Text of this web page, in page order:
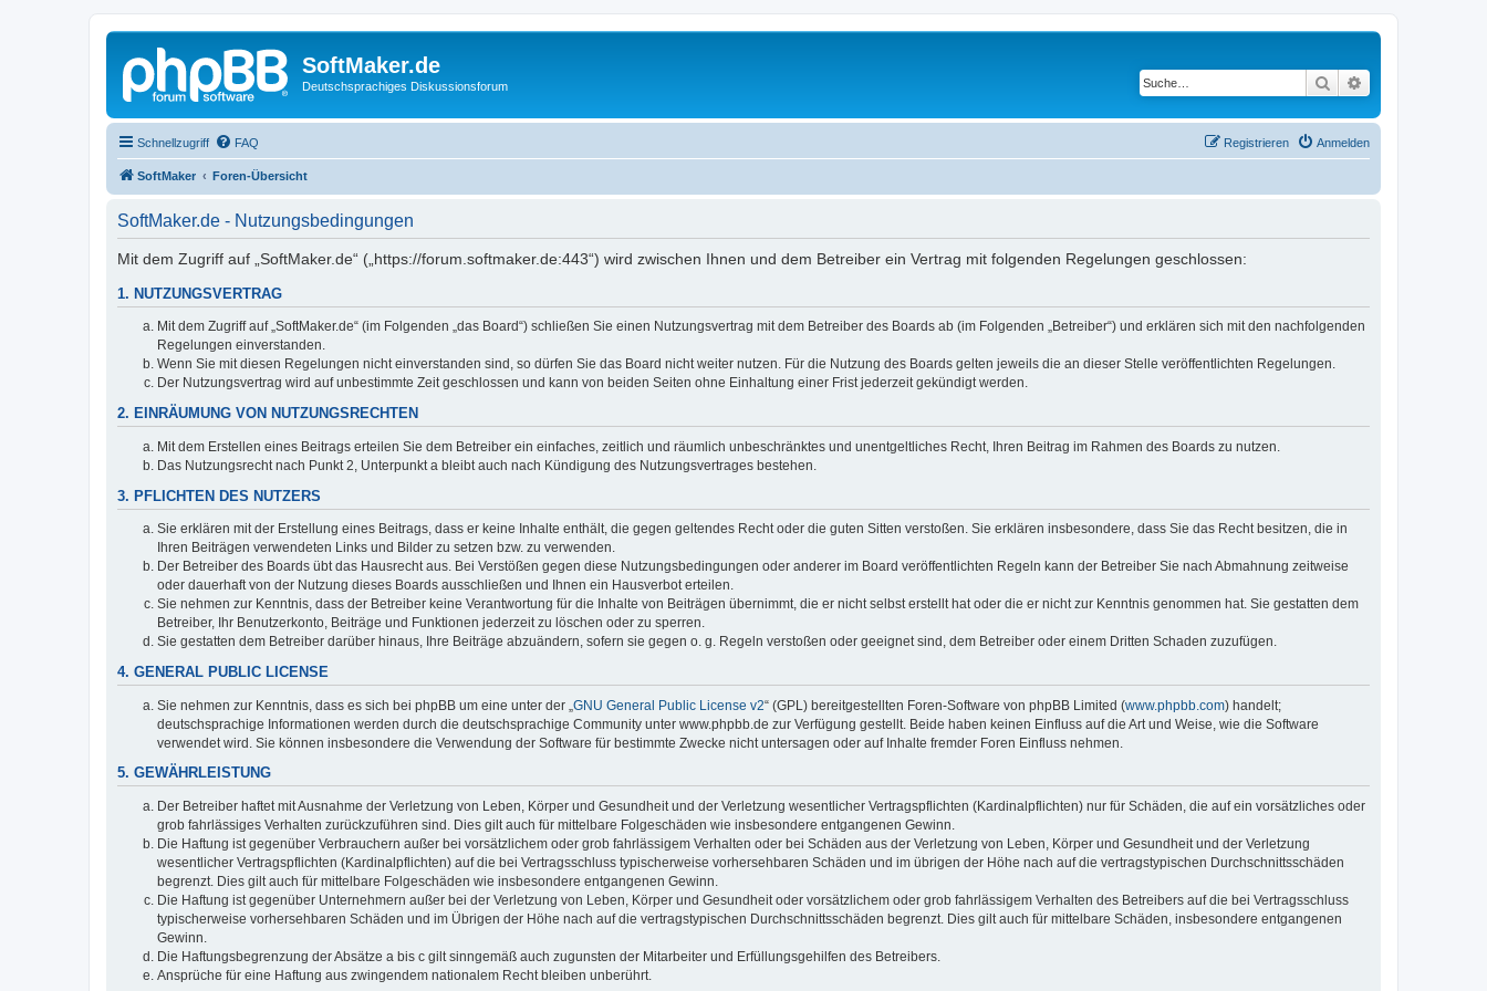
SoftMaker.de
Deutschsprachiges Diskussionsforum Suche
Schnellzugriff FAQ Anmelden
Registrieren
SoftMaker Foren-Übersicht
SoftMaker.de - Nutzungsbedingungen
Mit dem Zugriff auf „SoftMaker.de“ („https://forum.softmaker.de:443“) wird zwischen Ihnen und dem Betreiber ein Vertrag mit folgenden Regelungen geschlossen:
1. NUTZUNGSVERTRAG
Mit dem Zugriff auf „SoftMaker.de“ (im Folgenden „das Board“) schließen Sie einen Nutzungsvertrag mit dem Betreiber des Boards ab (im Folgenden „Betreiber“) und erklären sich mit den nachfolgenden
Regelungen einverstanden.
Wenn Sie mit diesen Regelungen nicht einverstanden sind, so dürfen Sie das Board nicht weiter nutzen. Für die Nutzung des Boards gelten jeweils die an dieser Stelle veröffentlichten Regelungen.
Der Nutzungsvertrag wird auf unbestimmte Zeit geschlossen und kann von beiden Seiten ohne Einhaltung einer Frist jederzeit gekündigt werden.
2. EINRÄUMUNG VON NUTZUNGSRECHTEN
Mit dem Erstellen eines Beitrags erteilen Sie dem Betreiber ein einfaches, zeitlich und räumlich unbeschränktes und unentgeltliches Recht, Ihren Beitrag im Rahmen des Boards zu nutzen.
Das Nutzungsrecht nach Punkt 2, Unterpunkt a bleibt auch nach Kündigung des Nutzungsvertrages bestehen.
3. PFLICHTEN DES NUTZERS
Sie erklären mit der Erstellung eines Beitrags, dass er keine Inhalte enthält, die gegen geltendes Recht oder die guten Sitten verstoßen. Sie erklären insbesondere, dass Sie das Recht besitzen, die in
Ihren Beiträgen verwendeten Links und Bilder zu setzen bzw. zu verwenden.
Der Betreiber des Boards übt das Hausrecht aus. Bei Verstößen gegen diese Nutzungsbedingungen oder anderer im Board veröffentlichten Regeln kann der Betreiber Sie nach Abmahnung zeitweise
oder dauerhaft von der Nutzung dieses Boards ausschließen und Ihnen ein Hausverbot erteilen.
Sie nehmen zur Kenntnis, dass der Betreiber keine Verantwortung für die Inhalte von Beiträgen übernimmt, die er nicht selbst erstellt hat oder die er nicht zur Kenntnis genommen hat. Sie gestatten dem
Betreiber, Ihr Benutzerkonto, Beiträge und Funktionen jederzeit zu löschen oder zu sperren.
Sie gestatten dem Betreiber darüber hinaus, Ihre Beiträge abzuändern, sofern sie gegen o. g. Regeln verstoßen oder geeignet sind, dem Betreiber oder einem Dritten Schaden zuzufügen.
4. GENERAL PUBLIC LICENSE
Sie nehmen zur Kenntnis, dass es sich bei phpBB um eine unter der „ GNU General Public License v2“ (GPL) bereitgestellten Foren-Software von phpBB Limited (www.phpbb.com) handelt;
deutschsprachige Informationen werden durch die deutschsprachige Community unter www.phpbb.de zur Verfügung gestellt. Beide haben keinen Einfluss auf die Art und Weise, wie die Software
verwendet wird. Sie können insbesondere die Verwendung der Software für bestimmte Zwecke nicht untersagen oder auf Inhalte fremder Foren Einfluss nehmen.
5. GEWÄHRLEISTUNG
Der Betreiber haftet mit Ausnahme der Verletzung von Leben, Körper und Gesundheit und der Verletzung wesentlicher Vertragspflichten (Kardinalpflichten) nur für Schäden, die auf ein vorsätzliches oder
grob fahrlässiges Verhalten zurückzuführen sind. Dies gilt auch für mittelbare Folgeschäden wie insbesondere entgangenen Gewinn.
Die Haftung ist gegenüber Verbrauchern außer bei vorsätzlichem oder grob fahrlässigem Verhalten oder bei Schäden aus der Verletzung von Leben, Körper und Gesundheit und der Verletzung
wesentlicher Vertragspflichten (Kardinalpflichten) auf die bei Vertragsschluss typischerweise vorhersehbaren Schäden und im übrigen der Höhe nach auf die vertragstypischen Durchschnittsschäden
begrenzt. Dies gilt auch für mittelbare Folgeschäden wie insbesondere entgangenen Gewinn.
Die Haftung ist gegenüber Unternehmern außer bei der Verletzung von Leben, Körper und Gesundheit oder vorsätzlichem oder grob fahrlässigem Verhalten des Betreibers auf die bei Vertragsschluss
typischerweise vorhersehbaren Schäden und im Übrigen der Höhe nach auf die vertragstypischen Durchschnittsschäden begrenzt. Dies gilt auch für mittelbare Schäden, insbesondere entgangenen
Gewinn.
Die Haftungsbegrenzung der Absätze a bis c gilt sinngemäß auch zugunsten der Mitarbeiter und Erfüllungsgehilfen des Betreibers.
Ansprüche für eine Haftung aus zwingendem nationalem Recht bleiben unberührt.